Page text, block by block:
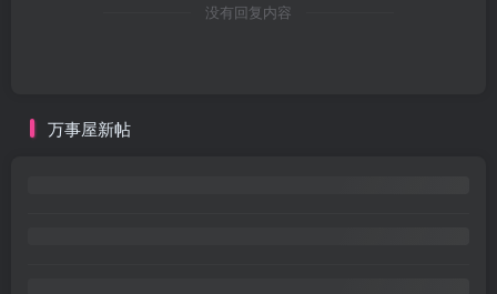
没有回复内容
万事屋新帖